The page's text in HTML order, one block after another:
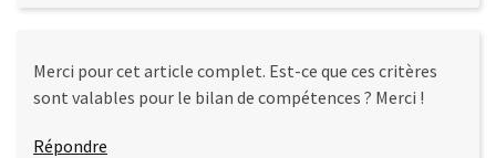
Merci pour cet article complet. Est-ce que ces critères
sont valables pour le bilan de compétences ? Merci !
Répondre